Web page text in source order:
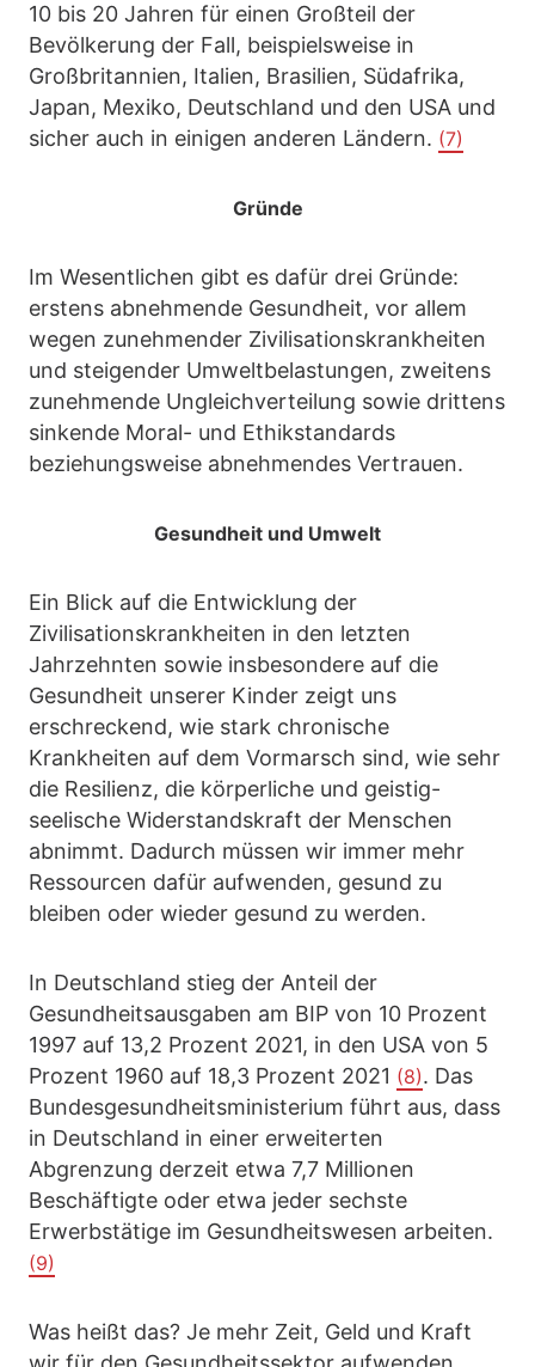
10 bis 20 Jahren für einen Großteil der
Bevölkerung der Fall, beispielsweise in
Großbritannien, Italien, Brasilien, Südafrika,
Japan, Mexiko, Deutschland und den USA und
sicher auch in einigen anderen Ländern. (7)
Gründe
Im Wesentlichen gibt es dafür drei Gründe:
erstens abnehmende Gesundheit, vor allem
wegen zunehmender Zivilisationskrankheiten
und steigender Umweltbelastungen, zweitens
zunehmende Ungleichverteilung sowie drittens
sinkende Moral- und Ethikstandards
beziehungsweise abnehmendes Vertrauen.
Gesundheit und Umwelt
Ein Blick auf die Entwicklung der
Zivilisationskrankheiten in den letzten
Jahrzehnten sowie insbesondere auf die
Gesundheit unserer Kinder zeigt uns
erschreckend, wie stark chronische
Krankheiten auf dem Vormarsch sind, wie sehr
die Resilienz, die körperliche und geistig-
seelische Widerstandskraft der Menschen
abnimmt. Dadurch müssen wir immer mehr
Ressourcen dafür aufwenden, gesund zu
bleiben oder wieder gesund zu werden.
In Deutschland stieg der Anteil der
Gesundheitsausgaben am BIP von 10 Prozent
1997 auf 13,2 Prozent 2021, in den USA von 5
Prozent 1960 auf 18,3 Prozent 2021 (8). Das
Bundesgesundheitsministerium führt aus, dass
in Deutschland in einer erweiterten
Abgrenzung derzeit etwa 7,7 Millionen
Beschäftigte oder etwa jeder sechste
Erwerbstätige im Gesundheitswesen arbeiten.
(9)
Was heißt das? Je mehr Zeit, Geld und Kraft